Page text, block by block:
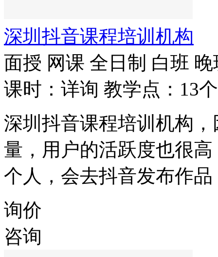
深圳抖音课程培训机构
面授 网课 全日制 白班 晚
课时：详询 教学点：13个
深圳抖音课程培训机构
量，用户的活跃度也很
个人，会去抖音发布作
询价
咨询